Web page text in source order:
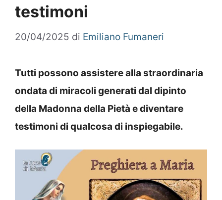
testimoni
20/04/2025 di Emiliano Fumaneri
Tutti possono assistere alla straordinaria
ondata di miracoli generati dal dipinto
della Madonna della Pietà e diventare
testimoni di qualcosa di inspiegabile.